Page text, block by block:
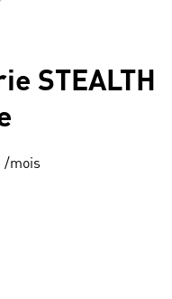
STEALTH
/mois